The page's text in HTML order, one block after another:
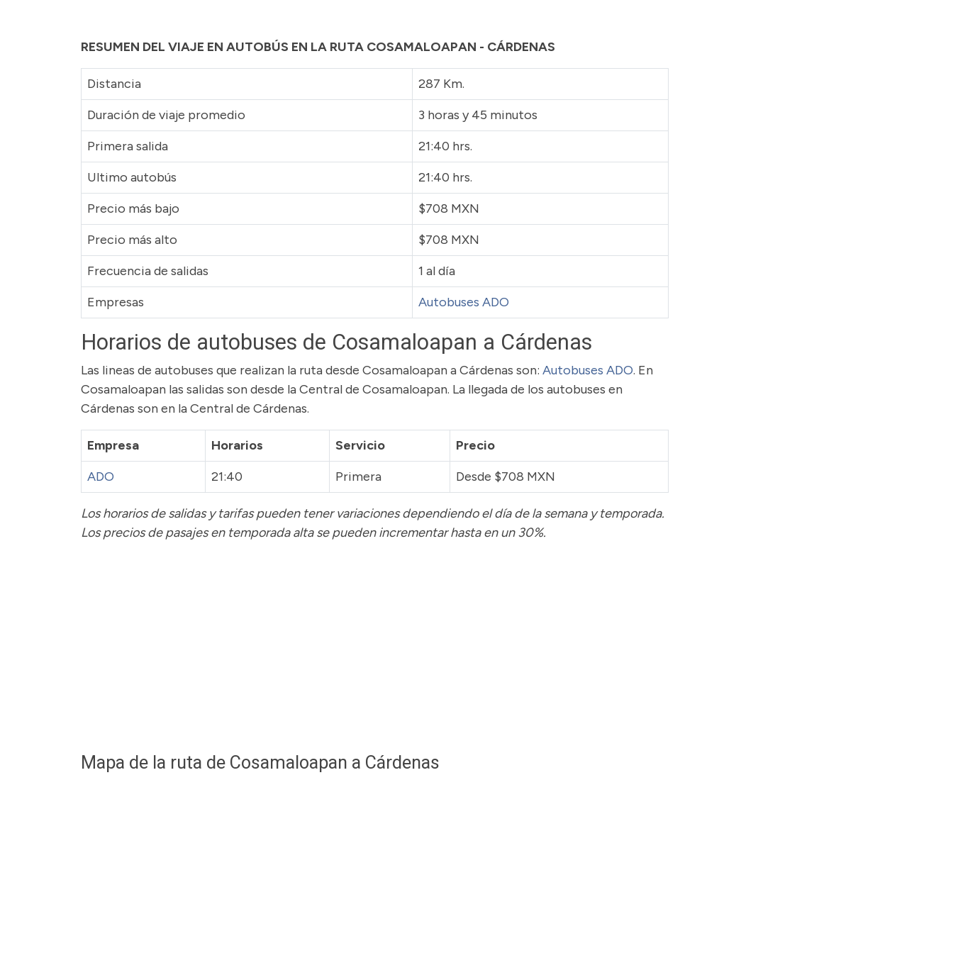
RESUMEN DEL VIAJE EN AUTOBÚS EN LA RUTA COSAMALOAPAN - CÁRDENAS
Distancia
287 Km.
Duración de viaje promedio
3 horas y 45 minutos
Primera salida
21:40 hrs.
Ultimo autobús
21:40 hrs.
Precio más bajo
$708 MXN
Precio más alto
$708 MXN
Frecuencia de salidas
1 al día
Empresas
Autobuses ADO
Horarios de autobuses de Cosamaloapan a Cárdenas
Las lineas de autobuses que realizan la ruta desde Cosamaloapan a Cárdenas son: Autobuses ADO. En
Cosamaloapan las salidas son desde la Central de Cosamaloapan. La llegada de los autobuses en
Cárdenas son en la Central de Cárdenas.
Empresa Horarios Servicio
Precio
ADO
21:40 Primera Desde $708 MXN
Los horarios de salidas y tarifas pueden tener variaciones dependiendo el día de la semana y temporada.
Los precios de pasajesen temporada alta se pueden incrementar hasta en un 30%.
Mapa de la ruta de Cosamaloapan a Cárdenas